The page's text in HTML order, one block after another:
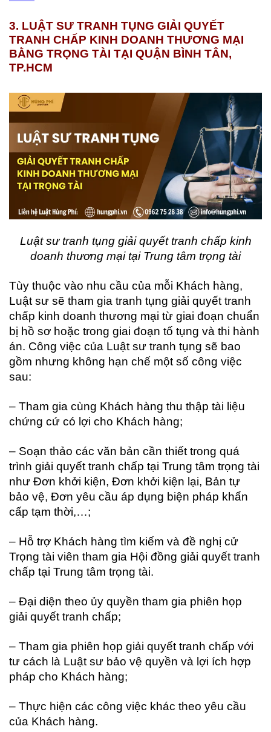
3. LUẬT SƯ TRANH TỤNG GIẢI QUYẾT
TRANH CHẤP KINH DOANH THƯƠNG MẠI
BẰNG TRỌNG TÀI TẠI QUẬN BÌNH TÂN,
TP.HCM
Luật sư tranh tụng giải quyết tranh chấp kinh
doanh thương mại tại Trung tâm trọng tài
Tùy thuộc vào nhu cầu của mỗi Khách hàng,
Luật sư sẽ tham gia tranh tụng giải quyết tranh
chấp kinh doanh thương mại từ giai đoạn chuẩn
bị hồ sơ hoặc trong giai đoạn tố tụng và thi hành
án. Công việc của Luật sư tranh tụng sẽ bao
gồm nhưng không hạn chế một số công việc
sau:
– Tham gia cùng Khách hàng thu thập tài liệu
chứng cứ có lợi cho Khách hàng;
– Soạn thảo các văn bản cần thiết trong quá
trình giải quyết tranh chấp tại Trung tâm trọng tài
như Đơn khởi kiện, Đơn khởi kiện lại, Bản tự
bảo vệ, Đơn yêu cầu áp dụng biện pháp khẩn
cấp tạm thời,…;
– Hỗ trợ Khách hàng tìm kiếm và đề nghị cử
Trọng tài viên tham gia Hội đồng giải quyết tranh
chấp tại Trung tâm trọng tài.
– Đại diện theo ủy quyền tham gia phiên họp
giải quyết tranh chấp;
– Tham gia phiên họp giải quyết tranh chấp với
tư cách là Luật sư bảo vệ quyền và lợi ích hợp
pháp cho Khách hàng;
– Thực hiện các công việc khác theo yêu cầu
của Khách hàng.